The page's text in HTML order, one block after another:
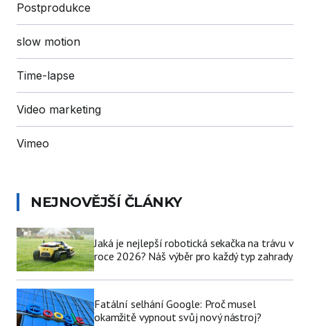
Postprodukce
slow motion
Time-lapse
Video marketing
Vimeo
NEJNOVĚJŠÍ ČLÁNKY
Jaká je nejlepší robotická sekačka na trávu v
roce 2026? Náš výběr pro každý typ zahrady
Fatální selhání Google: Proč musel
okamžitě vypnout svůj nový nástroj?